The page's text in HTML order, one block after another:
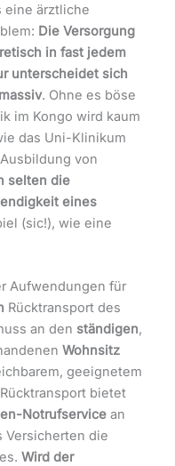
eine ärztliche
Die Versorgung
in fast jedem
unterscheidet sich
. Ohne es böse
im Kongo wird kaum
das Uni-Klinikum
von
selten die
eines
(sic!), wie eine
Aufwendungen für
Rücktransport des
an den ständigen,
Wohnsitz
geeignetem
bietet
Notrufservice an
Versicherten die
Wird der